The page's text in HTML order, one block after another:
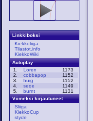
Linkkiboksi
Kiekkoliiga
Tilastot.info
KiekkoWiki
Autoplay
1.
Loren
1173
2.
cobbapop
1152
3.
huig
1152
4.
seqe
1149
5.
burnt
1131
Viimeksi kirjautuneet
Sliiga
KiekkoCup
styde